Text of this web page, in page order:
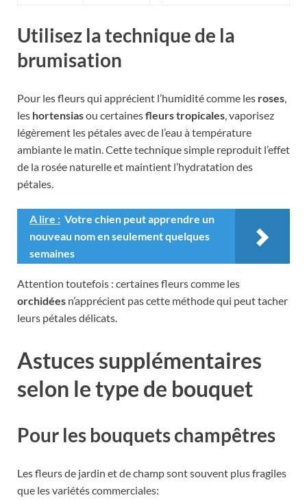
Utilisez la technique de la
brumisation
Pour les fleurs qui apprécient l’humidité comme les roses,
les hortensiasou certainesfleurs tropicales, vaporisez
légèrement les pétales avec de l’eau à température
ambiante le matin. Cette technique simple reproduit l’effet
de la rosée naturelle et maintient l’hydratation des
pétales.
A lire : Votre chien peut apprendre un
nouveau nom en seulement quelques
semaines
Attention toutefois : certaines fleurs comme les
orchidées n’apprécient pas cette méthode qui peut tacher
leurs pétales délicats.
Astuces supplémentaires
selon le type de bouquet
Pour les bouquets champêtres
Les fleurs de jardin et de champ sont souvent plus fragiles
que les variétés commerciales: